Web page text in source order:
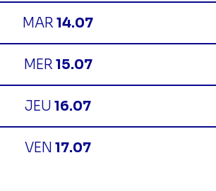
MAR 14.07
MER 15.07
JEU 16.07
VEN 17.07